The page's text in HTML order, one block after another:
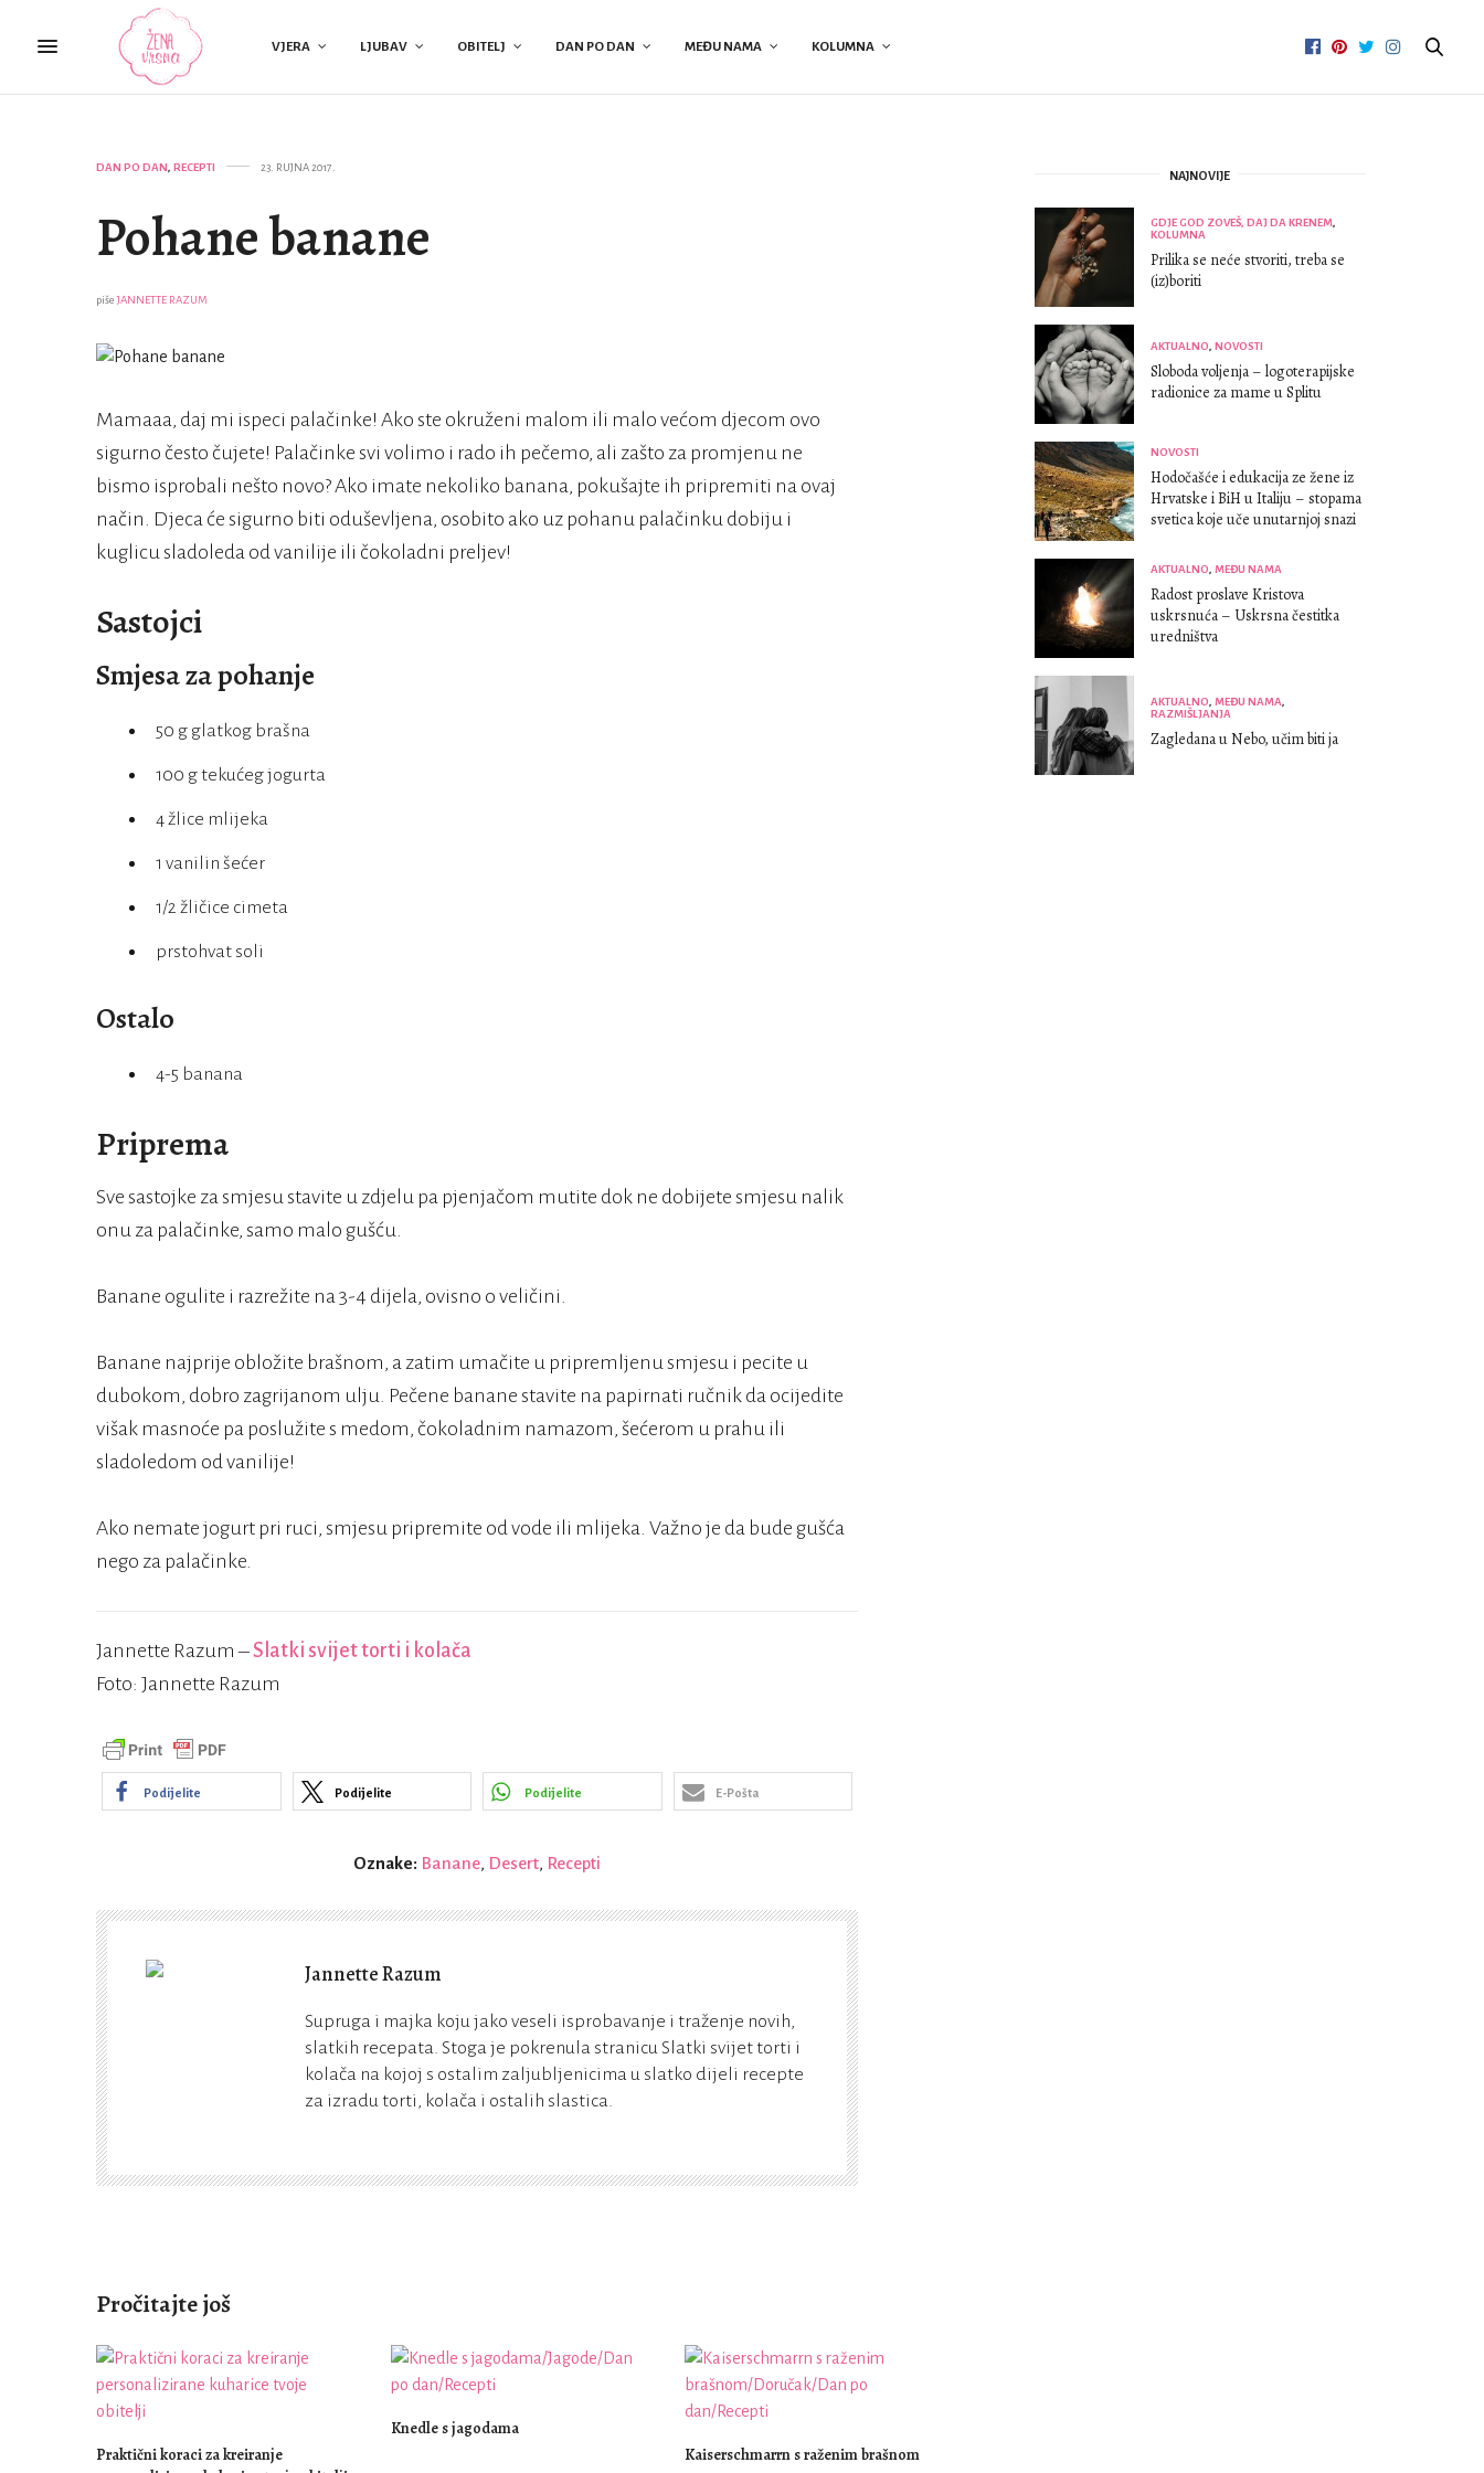
VJERA LJUBAV OBITELJ DAN PO DAN MEĐU NAMA KOLUMNA
DAN PO DAN, RECEPTI 23. RUJNA 2017.
Pohane banane
piše JANNETTE RAZUM
Mamaaa, daj mi ispeci palačinke! Ako ste okruženi malom ili malo većom djecom ovo
sigurno često čujete! Palačinke svi volimo i rado ih pečemo, ali zašto za promjenu ne
bismo isprobali nešto novo? Ako imate nekoliko banana, pokušajte ih pripremiti na ovaj
način. Djeca će sigurno biti oduševljena, osobito ako uz pohanu palačinku dobiju i
kuglicu sladoleda od vanilije ili čokoladni preljev!
Sastojci
Smjesa za pohanje
50 g glatkog brašna
100 g tekućeg jogurta
4 žlice mlijeka
1 vanilin šećer
1/2 žličice cimeta
prstohvat soli
Ostalo
4-5 banana
Priprema
Sve sastojke za smjesu stavite u zdjelu pa pjenjačom mutite dok ne dobijete smjesu nalik
onu za palačinke, samo malo gušću.
Banane ogulite i razrežite na 3-4 dijela, ovisno o veličini.
Banane najprije obložite brašnom, a zatim umačite u pripremljenu smjesu i pecite u
dubokom, dobro zagrijanom ulju. Pečene banane stavite na papirnati ručnik da ocijedite
višak masnoće pa poslužite s medom, čokoladnim namazom, šećerom u prahu ili
sladoledom od vanilije!
Ako nemate jogurt pri ruci, smjesu pripremite od vode ili mlijeka. Važno je da bude gušća
nego za palačinke.
Jannette Razum –Slatki svijet torti i kolača
Foto: Jannette Razum
Podijelite Podijelite Podijelite E-Pošta
Oznake: Banane, Desert, Recepti
Jannette Razum
Supruga i majka koju jako veseli isprobavanje i traženje novih,
slatkih recepata. Stoga je pokrenula stranicu Slatki svijet torti i
kolača na kojoj s ostalim zaljubljenicima u slatko dijeli recepte
za izradu torti, kolača i ostalih slastica.
Pročitajte još
Praktični koraci za kreiranje
Knedle s jagodama
Kaiserschmarrn s raženim brašnom
NAJNOVIJE
GDJE GOD ZOVEŠ, DAJ DA KRENEM,
KOLUMNA
Prilika se neće stvoriti, treba se
(iz)boriti
AKTUALNO, NOVOSTI
Sloboda voljenja – logoterapijske
radionice za mame u Splitu
NOVOSTI
Hodočašće i edukacija ze žene iz
Hrvatske i BiH u Italiju – stopama
svetica koje uče unutarnjoj snazi
AKTUALNO, MEĐU NAMA
Radost proslave Kristova
uskrsnuća – Uskrsna čestitka
uredništva
AKTUALNO, MEĐU NAMA,
RAZMIŠLJANJA
Zagledana u Nebo, učim biti ja